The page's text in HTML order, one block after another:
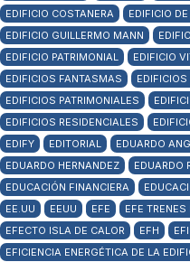
EDIFICIO COSTANERA
EDIFICIO
EDIFICIO GUILLERMO MANN
EDIFICIO PATRIMONIAL
EDIFICIO
EDIFICIOS FANTASMAS
EDIFICIOS
EDIFICIOS PATRIMONIALES
EDIFICIOS RESIDENCIALES
EDIFY
EDITORIAL EDUARDO
EDUARDO HERNANDEZ
EDUARDO
EDUCACIÓN FINANCIERA
EE.UU
EEUU EFE EFE TRENES
EFECTO ISLA DE CALOR
EFH
EFICIENCIA ENERGÉTICA DE LA